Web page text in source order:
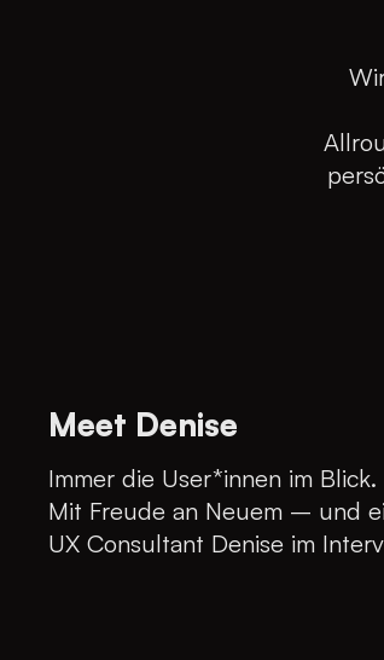
Meet Denise
Immer die User*innen im Blick.
Mit Freude an Neuem – und
UX Consultant Denise im